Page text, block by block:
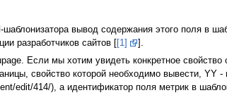
вывод содержания этого поля в
разработчиков сайтов [
[1]
].
Если мы хотим увидеть конкретное
свойство которой необходимо вывести, YY
edit/414/), а идентификатор поля метрик в